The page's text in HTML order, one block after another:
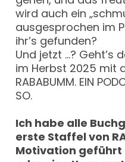
wird auch ein
ausgesprochen im
ihr’s gefunden?
Und jetzt …? Geht’s
im Herbst 2025 mit
RABABUMM. EIN
SO.
Ich habe alle
erste Staffel von
Motivation geführt